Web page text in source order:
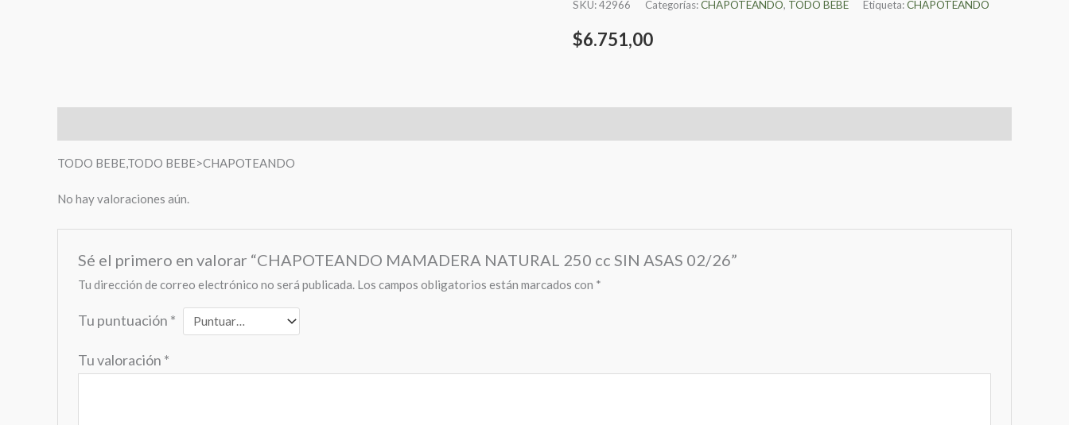
SKU:42966 Categorías:CHAPOTEANDO, TODO BEBE Etiqueta:CHAPOTEANDO
$6.751,00
TODO BEBE,TODO BEBE>CHAPOTEANDO
No hay valoraciones aún.
Sé el primero en valorar “CHAPOTEANDO MAMADERA NATURAL 250 cc SIN ASAS 02/26”
Tu dirección de correo electrónico no será publicada. Los campos obligatorios están marcados con *
Tu puntuación *
Tu valoración *